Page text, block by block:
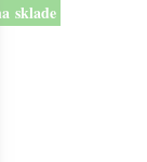
sklade